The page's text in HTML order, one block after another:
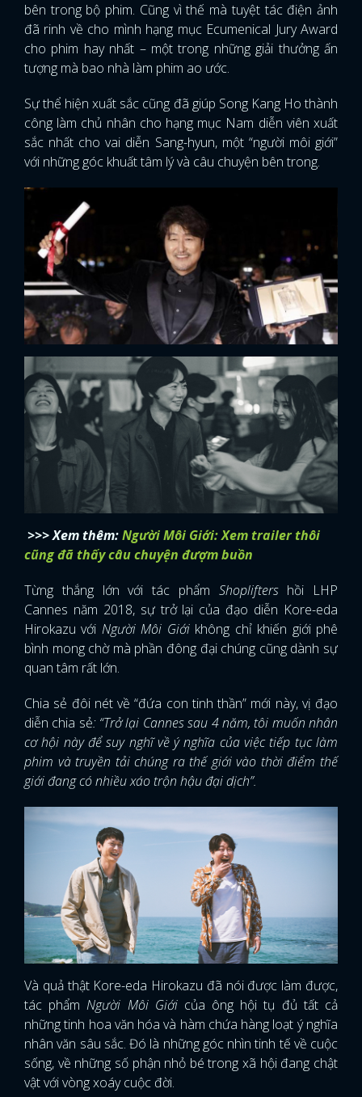
bên trong bộ phim. Cũng vì thế mà tuyệt tác điện ảnh
đã rinh về cho mình hạng mục Ecumenical Jury Award
cho phim hay nhất – một trong những giải thưởng ấn
tượng mà bao nhà làm phim ao ước.
Sự thể hiện xuất sắc cũng đã giúp Song Kang Ho thành
công làm chủ nhân cho hạng mục Nam diễn viên xuất
sắc nhất cho vai diễn Sang-hyun, một “người môi giới”
với những góc khuất tâm lý và câu chuyện bên trong.
>>> Xem thêm:Người Môi Giới: Xem trailer thôi
cũng đã thấy câu chuyện đượm buồn
Từng thắng lớn với tác phẩm Shopliftershồi LHP
Cannes năm 2018, sự trở lại của đạo diễn Kore-eda
Hirokazu với Người Môi Giớikhông chỉ khiến giới phê
bình mong chờ mà phần đông đại chúng cũng dành sự
quan tâm rất lớn.
Chia sẻ đôi nét về “đứa con tinh thần” mới này, vị đạo
diễn chia sẻ: “Trở lại Cannes sau 4 năm, tôi muốn nhân
cơ hội này để suy nghĩ về ý nghĩa của việc tiếp tục làm
phim và truyền tải chúng ra thế giới vào thời điểm thế
giới đang có nhiều xáo trộn hậu đại dịch”.
Và quả thật Kore-eda Hirokazu đã nói được làm được,
tác phẩmNgười Môi Giớicủa ông hội tụ đủ tất cả
những tinh hoa văn hóa và hàm chứa hàng loạt ý nghĩa
nhân văn sâu sắc. Đó là những góc nhìn tinh tế về cuộc
sống, về những số phận nhỏ bé trong xã hội đang chật
vật với vòng xoáy cuộc đời.